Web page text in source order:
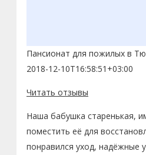
Пансионат для пожилых в
2018-12-10T16:58:51+03:00
Читать отзывы
Наша бабушка старенькая,
поместить её для
понравился уход, надёжные